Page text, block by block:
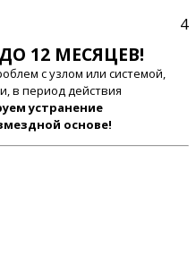
4
ДО 12 МЕСЯЦЕВ!
с узлом или системой,
в период действия
устранение
основе!